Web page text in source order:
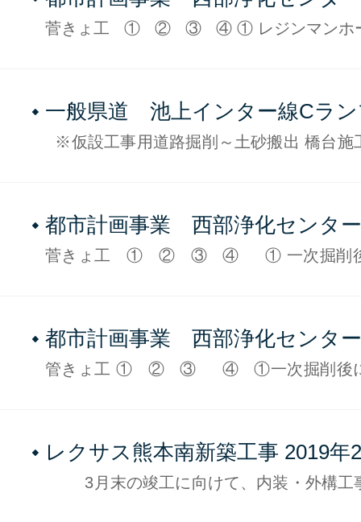
設工事 2019年4月現在No.4
菅きょ工 ① ② ③ ④ ① レジンマンホー
一般県道 池上インター線Cラン
下部工工事 2019年4月現在
※仮設工事用道路掘削～土砂搬出 橋台施
意を払いながら進め
都市計画事業 西部浄化センタ
設工事 2019年3月現在No.3
菅きょ工 ① ② ③ ④ ① 一次掘削後
都市計画事業 西部浄化センタ
設工事 2019年2月現在No2
管きょ工 ① ② ③ ④ ①一次掘削後に
レクサス熊本南新築工事 2019年
No.6
3月末の竣工に向けて、内装・外構工